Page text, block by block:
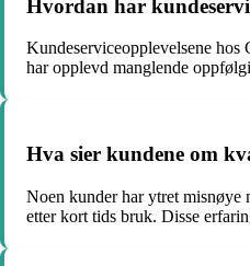
Hvordan har
Kundeserviceopplevelsene hos
har opplevd manglende
Hva sier kundene om
Noen kunder har ytret misnøye
etter kort tids bruk. Disse